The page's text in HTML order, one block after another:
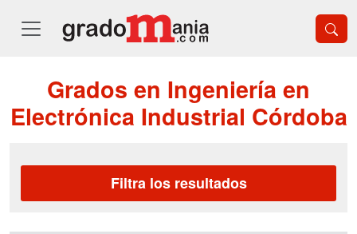
Grados en Ingeniería en
Electrónica Industrial Córdoba
Filtra los resultados